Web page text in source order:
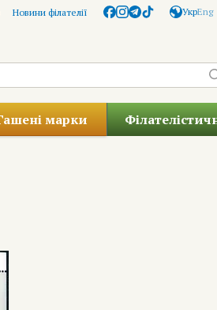
Новини філателії УкрEng
марки